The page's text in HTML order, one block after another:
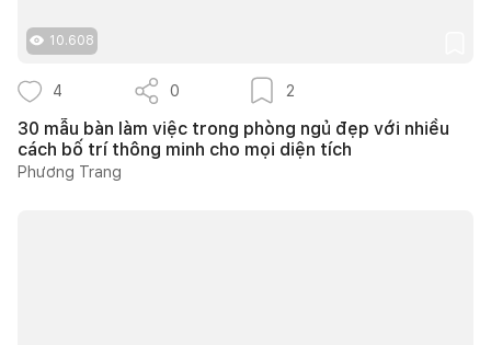
10.608
4 0 2
30 mẫu bàn làm việc trong phòng ngủ đẹp với nhiều
cách bố trí thông minh cho mọi diện tích
Phương Trang